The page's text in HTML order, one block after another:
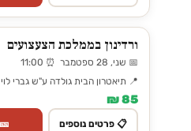
ורדינון בממלכת הצעצועים
📅 שני, 28 ספטמבר ⏰ 11:00
📍 תיאטרון הבית גולדה ע"ש גברי לוי
85 ₪
📋 פרטים נוספים